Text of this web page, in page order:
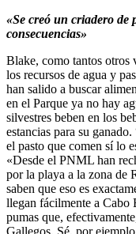
«Se creó un criadero de
consecuencias»
Blake, como tantos otros
los recursos de agua y
han salido a buscar
en el Parque ya no hay
silvestres beben en los
estancias para su
el pasto que comen sí lo
«Desde el PNML han
por la playa a la zona de
saben que eso es
llegan fácilmente a Cabo
pumas que,
Gallegos. Sé, por